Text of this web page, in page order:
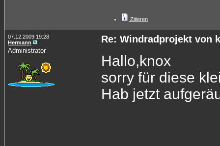
Zitieren
07.12.2009 19:28
Hermann
Administrator
Re: Windradprojekt von
Hallo,knox
sorry für diese
Hab jetzt